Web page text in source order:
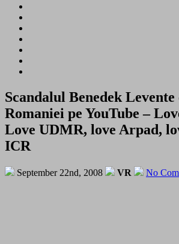
Scandalul Benedek
Romaniei pe YouTube –
Love UDMR, love Arpad,
ICR
September 22nd, 2008 VR No